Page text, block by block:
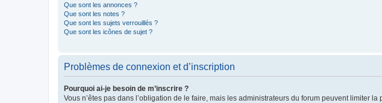
Que sont les annonces ?
Que sont les notes ?
Que sont les sujets verrouillés ?
Que sont les icônes de sujet ?
Problèmes de connexion et d’inscription
Pourquoi ai-je besoin de m’inscrire ?
Vous n’êtes pas dans l’obligation de le faire, mais les administrateurs du forum peuvent limiter